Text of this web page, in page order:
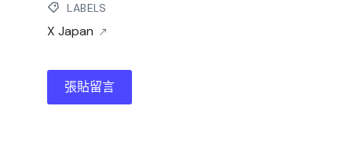
LABELS
X Japan
張貼留言